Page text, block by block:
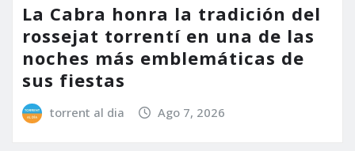
La Cabra honra la tradición del
rossejat torrentí en una de las
noches más emblemáticas de
sus fiestas
torrent al dia Ago 7, 2026